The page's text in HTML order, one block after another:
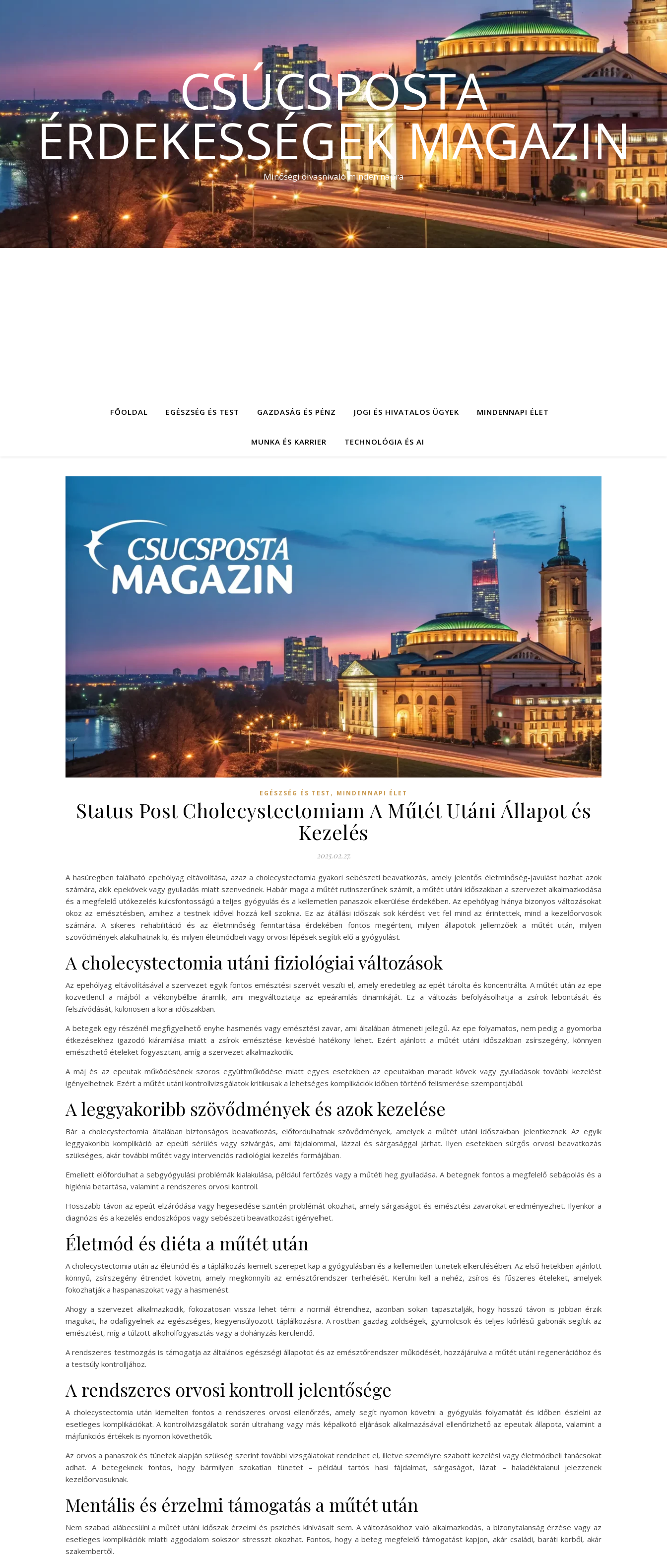
CSÚCSPOSTA
ÉRDEKESSÉGEK MAGAZIN
Minőségi olvasnivaló minden napra
FŐOLDAL EGÉSZSÉG ÉS TEST GAZDASÁG ÉS PÉNZ JOGI ÉS HIVATALOS ÜGYEK MINDENNAPI ÉLET
MUNKA ÉS KARRIER TECHNOLÓGIA ÉS AI
EGÉSZSÉG ÉS TEST , MINDENNAPI ÉLET
Status Post Cholecystectomiam A Műtét Utáni Állapot és
Kezelés
2025.02.27.
A hasüregben található epehólyag eltávolítása, azaz a cholecystectomia gyakori sebészeti beavatkozás, amely jelentős életminőség-javulást hozhat azok
számára, akik epekövek vagy gyulladás miatt szenvednek. Habár maga a műtét rutinszerűnek számít, a műtét utáni időszakban a szervezet alkalmazkodása
és a megfelelő utókezelés kulcsfontosságú a teljes gyógyulás és a kellemetlen panaszok elkerülése érdekében. Az epehólyag hiánya bizonyos változásokat
okoz az emésztésben, amihez a testnek idővel hozzá kell szoknia. Ez az átállási időszak sok kérdést vet fel mind az érintettek, mind a kezelőorvosok
számára. A sikeres rehabilitáció és az életminőség fenntartása érdekében fontos megérteni, milyen állapotok jellemzőek a műtét után, milyen
szövődmények alakulhatnak ki, és milyen életmódbeli vagy orvosi lépések segítik elő a gyógyulást.
A cholecystectomia utáni fiziológiai változások
Az epehólyag eltávolításával a szervezet egyik fontos emésztési szervét veszíti el, amely eredetileg az epét tárolta és koncentrálta. A műtét után az epe
közvetlenül a májból a vékonybélbe áramlik, ami megváltoztatja az epeáramlás dinamikáját. Ez a változás befolyásolhatja a zsírok lebontását és
felszívódását, különösen a korai időszakban.
A betegek egy részénél megfigyelhető enyhe hasmenés vagy emésztési zavar, ami általában átmeneti jellegű. Az epe folyamatos, nem pedig a gyomorba
étkezésekhez igazodó kiáramlása miatt a zsírok emésztése kevésbé hatékony lehet. Ezért ajánlott a műtét utáni időszakban zsírszegény, könnyen
emészthető ételeket fogyasztani, amíg a szervezet alkalmazkodik.
A máj és az epeutak működésének szoros együttműködése miatt egyes esetekben az epeutakban maradt kövek vagy gyulladások további kezelést
igényelhetnek. Ezért a műtét utáni kontrollvizsgálatok kritikusak a lehetséges komplikációk időben történő felismerése szempontjából.
A leggyakoribb szövődmények és azok kezelése
Bár a cholecystectomia általában biztonságos beavatkozás, előfordulhatnak szövődmények, amelyek a műtét utáni időszakban jelentkeznek. Az egyik
leggyakoribb komplikáció az epeúti sérülés vagy szivárgás, ami fájdalommal, lázzal és sárgasággal járhat. Ilyen esetekben sürgős orvosi beavatkozás
szükséges, akár további műtét vagy intervenciós radiológiai kezelés formájában.
Emellett előfordulhat a sebgyógyulási problémák kialakulása, például fertőzés vagy a műtéti heg gyulladása. A betegnek fontos a megfelelő sebápolás és a
higiénia betartása, valamint a rendszeres orvosi kontroll.
Hosszabb távon az epeút elzáródása vagy hegesedése szintén problémát okozhat, amely sárgaságot és emésztési zavarokat eredményezhet. Ilyenkor a
diagnózis és a kezelés endoszkópos vagy sebészeti beavatkozást igényelhet.
Életmód és diéta a műtét után
A cholecystectomia után az életmód és a táplálkozás kiemelt szerepet kap a gyógyulásban és a kellemetlen tünetek elkerülésében. Az első hetekben ajánlott
könnyű, zsírszegény étrendet követni, amely megkönnyíti az emésztőrendszer terhelését. Kerülni kell a nehéz, zsíros és fűszeres ételeket, amelyek
fokozhatják a haspanaszokat vagy a hasmenést.
Ahogy a szervezet alkalmazkodik, fokozatosan vissza lehet térni a normál étrendhez, azonban sokan tapasztalják, hogy hosszú távon is jobban érzik
magukat, ha odafigyelnek az egészséges, kiegyensúlyozott táplálkozásra. A rostban gazdag zöldségek, gyümölcsök és teljes kiőrlésű gabonák segítik az
emésztést, míg a túlzott alkoholfogyasztás vagy a dohányzás kerülendő.
A rendszeres testmozgás is támogatja az általános egészségi állapotot és az emésztőrendszer működését, hozzájárulva a műtét utáni regenerációhoz és
a testsúly kontrolljához.
A rendszeres orvosi kontroll jelentősége
A cholecystectomia után kiemelten fontos a rendszeres orvosi ellenőrzés, amely segít nyomon követni a gyógyulás folyamatát és időben észlelni az
esetleges komplikációkat. A kontrollvizsgálatok során ultrahang vagy más képalkotó eljárások alkalmazásával ellenőrizhető az epeutak állapota, valamint a
májfunkciós értékek is nyomon követhetők.
Az orvos a panaszok és tünetek alapján szükség szerint további vizsgálatokat rendelhet el, illetve személyre szabott kezelési vagy életmódbeli tanácsokat
adhat. A betegeknek fontos, hogy bármilyen szokatlan tünetet – például tartós hasi fájdalmat, sárgaságot, lázat – haladéktalanul jelezzenek
kezelőorvosuknak.
Mentális és érzelmi támogatás a műtét után
Nem szabad alábecsülni a műtét utáni időszak érzelmi és pszichés kihívásait sem. A változásokhoz való alkalmazkodás, a bizonytalanság érzése vagy az
esetleges komplikációk miatti aggodalom sokszor stresszt okozhat. Fontos, hogy a beteg megfelelő támogatást kapjon, akár családi, baráti körből, akár
szakembertől.